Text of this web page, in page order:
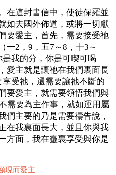
在這封書信中，使徒保羅並
如去國外佈道，或將一切獻
要愛主，首先，需要接受祂
一2，9，五7～8，十3～
我的分，你是可喫可喝
愛主就是讓祂在我們裏面長
受祂，還需要讓祂不斷的
要愛主，就需要領悟我們與
需要為主作事，就如運用屬
們主要的乃是需要禱告說，
在我裏面長大，並且你與我
方面，我在靈裏享受與你是
現而愛主